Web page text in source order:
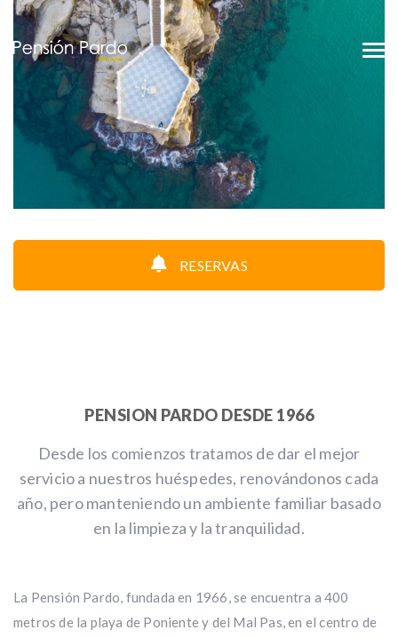
RESERVAS
PENSION PARDO DESDE 1966
Desde los comienzos tratamos de dar el mejor
servicio a nuestros huéspedes, renovándonos cada
año, pero manteniendo un ambiente familiar basado
en la limpieza y la tranquilidad.
La Pensión Pardo, fundada en 1966, se encuentra a 400
metros de la playa de Poniente y del Mal Pas, en el centro de